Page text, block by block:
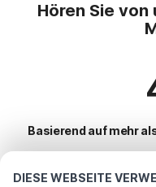
DIESE WEBSEITE
Hören Sie von
Basierend auf mehr